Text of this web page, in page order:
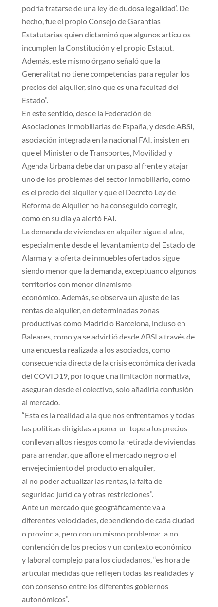
podría tratarse de una ley ‘de dudosa legalidad’. De
hecho, fue el propio Consejo de Garantías
Estatutarias quien dictaminó que algunos artículos
incumplen la Constitución y el propio Estatut.
Además, este mismo órgano señaló que la
Generalitat no tiene competencias para regular los
precios del alquiler, sino que es una facultad del
Estado”.
En este sentido, desde la Federación de
Asociaciones Inmobiliarias de España, y desde ABSI,
asociación integrada en la nacional FAI, insisten en
que el Ministerio de Transportes, Movilidad y
Agenda Urbana debe dar un paso al frente y atajar
uno de los problemas del sector inmobiliario, como
es el precio del alquiler y que el Decreto Ley de
Reforma de Alquiler no ha conseguido corregir,
como en su día ya alertó FAI.
La demanda de viviendas en alquiler sigue al alza,
especialmente desde el levantamiento del Estado de
Alarma y la oferta de inmuebles ofertados sigue
siendo menor que la demanda, exceptuando algunos
territorios con menor dinamismo
económico. Además, se observa un ajuste de las
rentas de alquiler, en determinadas zonas
productivas como Madrid o Barcelona, incluso en
Baleares, como ya se advirtió desde ABSI a través de
una encuesta realizada a los asociados, como
consecuencia directa de la crisis económica derivada
del COVID19, por lo que una limitación normativa,
aseguran desde el colectivo, solo añadiría confusión
al mercado.
“Esta es la realidad a la que nos enfrentamos y todas
las políticas dirigidas a poner un tope a los precios
conllevan altos riesgos como la retirada de viviendas
para arrendar, que aflore el mercado negro o el
envejecimiento del producto en alquiler,
al no poder actualizar las rentas, la falta de
seguridad jurídica y otras restricciones”.
Ante un mercado que geográficamente va a
diferentes velocidades, dependiendo de cada ciudad
o provincia, pero con un mismo problema: la no
contención de los precios y un contexto económico
y laboral complejo para los ciudadanos, “es hora de
articular medidas que reflejen todas las realidades y
con consenso entre los diferentes gobiernos
autonómicos”.